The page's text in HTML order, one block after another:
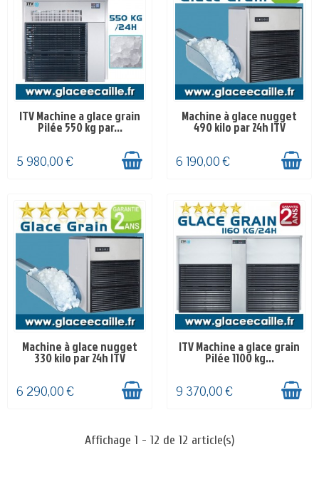
SUR COMMANDE 4-8
SEMAINES
ITV Machine a glace grain
Pilée 550 kg par...
5 980,00 €
EN STOCK
Machine à glace nugget
490 kilo par 24h ITV
6 190,00 €
EN STOCK
Machine à glace nugget
330 kilo par 24h ITV
6 290,00 €
EN STOCK
ITV Machine a glace grain
Pilée 1100 kg...
9 370,00 €
Affichage 1 - 12 de 12 article(s)